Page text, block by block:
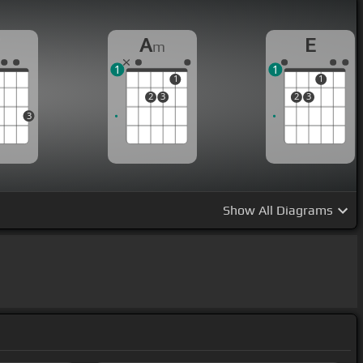
3
Am
2 3
1
1
E
2 3
1
1
Show All Diagrams